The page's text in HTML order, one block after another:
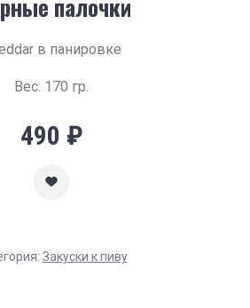
палочки
в панировке
Вес: 170 гр.
490 ₽
Закуски к пиву